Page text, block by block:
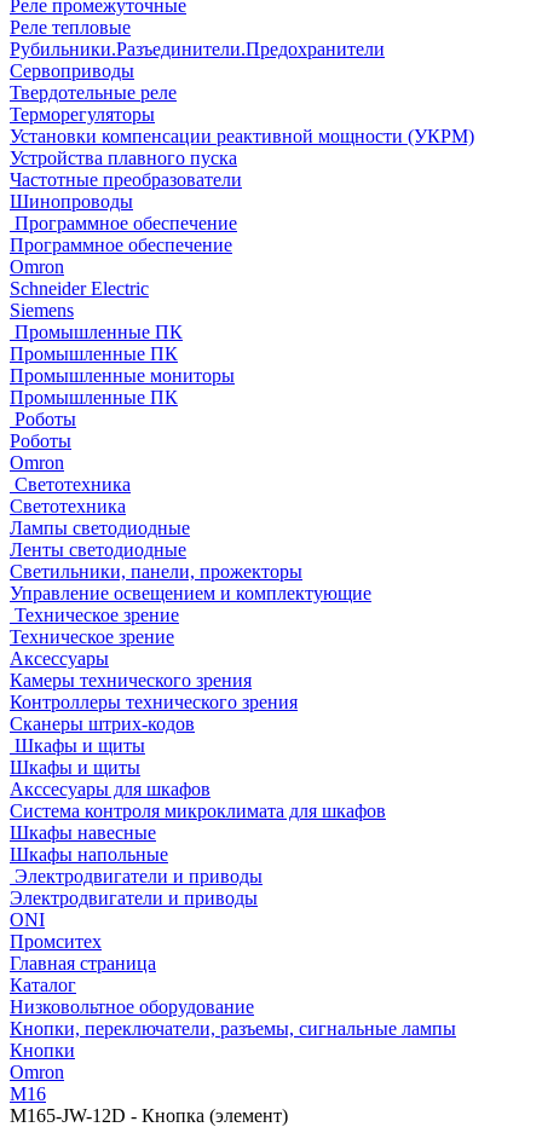
Реле промежуточные
Реле тепловые
Рубильники.Разъединители.Предохранители
Сервоприводы
Твердотельные реле
Терморегуляторы
Установки компенсации реактивной мощности (УКРМ)
Устройства плавного пуска
Частотные преобразователи
Шинопроводы
Программное обеспечение
Программное обеспечение
Omron
Schneider Electric
Siemens
Промышленные ПК
Промышленные ПК
Промышленные мониторы
Промышленные ПК
Роботы
Роботы
Omron
Светотехника
Светотехника
Лампы светодиодные
Ленты светодиодные
Светильники, панели, прожекторы
Управление освещением и комплектующие
Техническое зрение
Техническое зрение
Аксессуары
Камеры технического зрения
Контроллеры технического зрения
Сканеры штрих-кодов
Шкафы и щиты
Шкафы и щиты
Акссесуары для шкафов
Система контроля микроклимата для шкафов
Шкафы навесные
Шкафы напольные
Электродвигатели и приводы
Электродвигатели и приводы
ONI
Промситех
Главная страница
Каталог
Низковольтное оборудование
Кнопки, переключатели, разъемы, сигнальные лампы
Кнопки
Omron
M16
M165-JW-12D - Кнопка (элемент)